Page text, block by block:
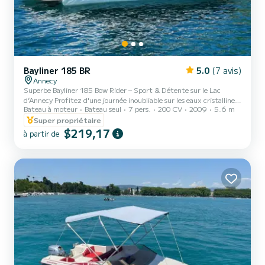
Bayliner 185 BR 5.0 (7 avis)
Annecy
Superbe Bayliner 185 Bow Rider – Sport & Détente sur le Lac
d’Annecy Profitez d'une journée inoubliable sur les eaux cristallines
du lac d'Annecy à bord de mon Bayliner 185 Bow Rider (2009).
Parfaitement entretenu, ce bateau allie confort, convivialité et
performances sportives pour vos sorties en famille ou entre amis. •
Capacité : 7 personnes (confort optimal pour profiter du soleil). •
pour admirer la vue tout en navig...
Bateau à moteur Bateau seul 7 pers. 200 CV 2009
5.6 m
Super propriétaire
à partir de $219,17